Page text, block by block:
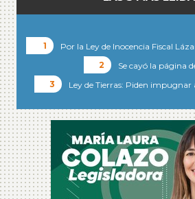
Por la Ley de Inocencia Fiscal
Se cayó la página
Ley de Tierras: Piden impugnar